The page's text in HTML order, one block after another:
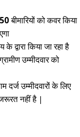
बीमारियों को कवर किया
द्वारा किया जा रहा है
उम्मीदवार को
दर्ज उम्मीदवारों के लिए
नहीं है |